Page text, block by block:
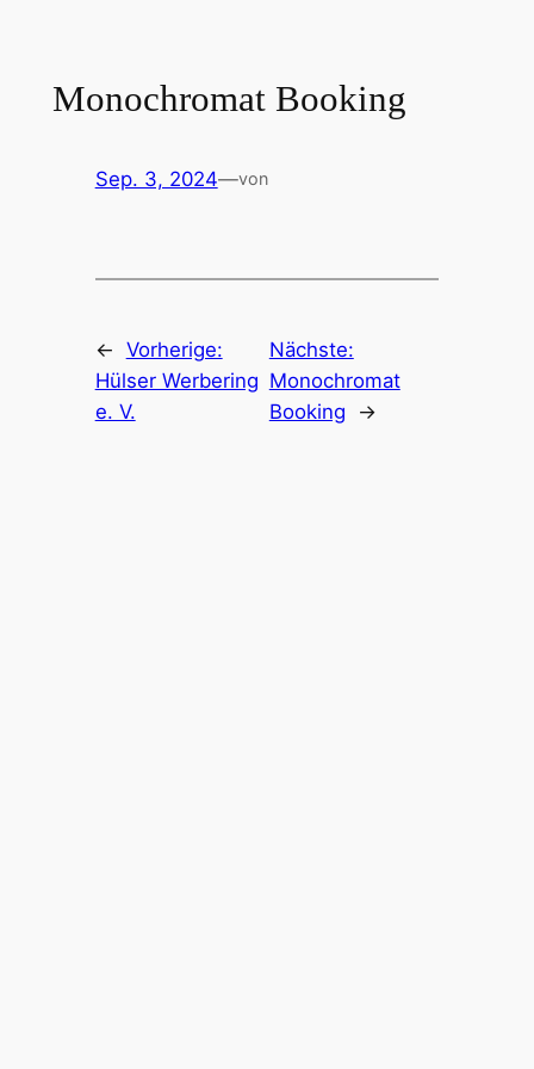
springenMonochromat Booking
Sep. 3, 2024—von
← Vorherige:
Hülser Werbering
e. V.
Nächste:
Monochromat
Booking
→